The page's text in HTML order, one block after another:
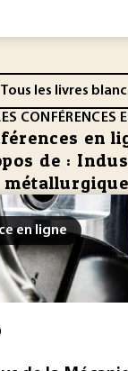
Tous les livres
CONFÉRENCES
en
de :
métallurgique
en ligne